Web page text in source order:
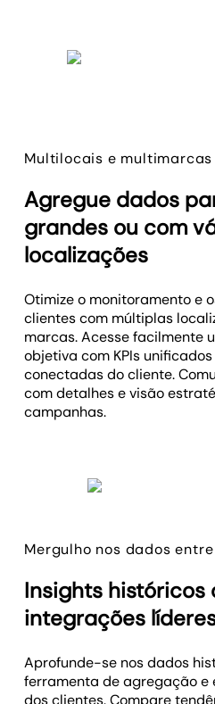
Multilocais e multimarcas
Agregue dados
grandes ou com
localizações
Otimize o monitoramento e
clientes com múltiplas
marcas. Acesse facilmente
objetiva com KPIs
conectadas do cliente.
com detalhes e visão
campanhas.
Mergulho nos dados
Insights históricos
integrações
Aprofunde-se nos dados
ferramenta de agregação e
dos clientes. Compare